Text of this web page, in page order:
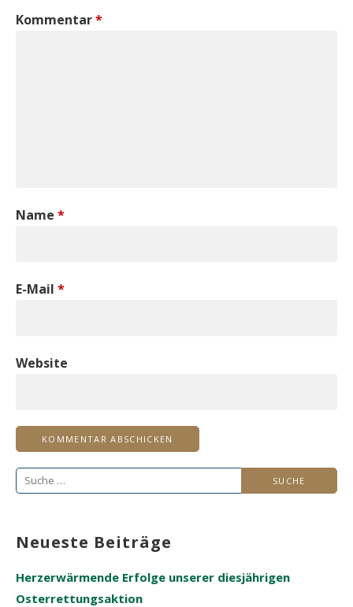
Kommentar*
Name *
E-Mail *
Website
Suche
Neueste Beiträge
Herzerwärmende Erfolge unserer diesjährigen
Osterrettungsaktion